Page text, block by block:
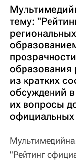
тему:
образования
из кратких
обсуждений
их вопросы
официальных
"Рейтинг